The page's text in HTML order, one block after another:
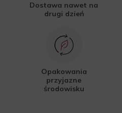
Dostawa nawet na
drugi dzień
Opakowania
przyjazne
środowisku